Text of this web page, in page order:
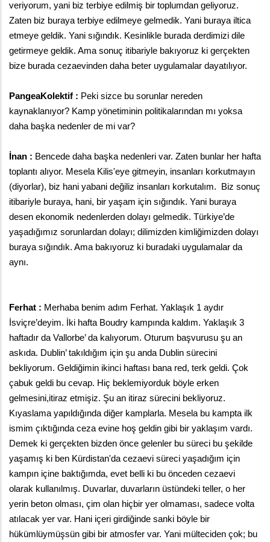
veriyorum, yani biz terbiye edilmiş bir toplumdan geliyoruz.
Zaten biz buraya terbiye edilmeye gelmedik. Yani buraya iltica
etmeye geldik. Yani sığındık. Kesinlikle burada derdimizi dile
getirmeye geldik. Ama sonuç itibariyle bakıyoruz ki gerçekten
bize burada cezaevinden daha beter uygulamalar dayatılıyor.
PangeaKolektif : Peki sizce bu sorunlar nereden
kaynaklanıyor? Kamp yönetiminin politikalarından mı yoksa
daha başka nedenler de mi var?
İnan : Bencede daha başka nedenleri var. Zaten bunlar her hafta
toplantı alıyor. Mesela Kilis'eye gitmeyin, insanları korkutmayın
(diyorlar), biz hani yabani değiliz insanları korkutalım.  Biz sonuç
itibariyle buraya, hani, bir yaşam için sığındık. Yani buraya
desen ekonomik nedenlerden dolayı gelmedik. Türkiye’de
yaşadığımız sorunlardan dolayı; dilimizden kimliğimizden dolayı
buraya sığındık. Ama bakıyoruz ki buradaki uygulamalar da
aynı.
Ferhat : Merhaba benim adım Ferhat. Yaklaşık 1 aydır
İsviçre’deyim. İki hafta Boudry kampında kaldım. Yaklaşık 3
haftadır da Vallorbe’ da kalıyorum. Oturum başvurusu şu an
askıda. Dublin’ takıldığım için şu anda Dublin sürecini
bekliyorum. Geldiğimin ikinci haftası bana red, terk geldi. Çok
çabuk geldi bu cevap. Hiç beklemiyorduk böyle erken
gelmesini,itiraz etmişiz. Şu an itiraz sürecini bekliyoruz.
Kıyaslama yapıldığında diğer kamplarla. Mesela bu kampta ilk
ismim çıktığında ceza evine hoş geldin gibi bir yaklaşım vardı.
Demek ki gerçekten bizden önce gelenler bu süreci bu şekilde
yaşamış ki ben Kürdistan'da cezaevi süreci yaşadığım için
kampın içine baktığımda, evet belli ki bu önceden cezaevi
olarak kullanılmış. Duvarlar, duvarların üstündeki teller, o her
yerin beton olması, çim olan hiçbir yer olmaması, sadece volta
atılacak yer var. Hani içeri girdiğinde sanki böyle bir
hükümlüymüşsün gibi bir atmosfer var. Yani mülteciden çok; bu